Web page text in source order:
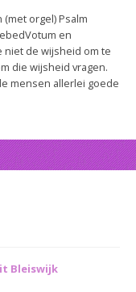
orgel) Psalm
en
niet de wijsheid om te
die wijsheid vragen.
mensen allerlei goede
Bleiswijk